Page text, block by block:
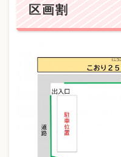
区画割